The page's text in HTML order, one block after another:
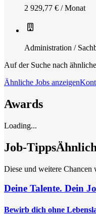
2 929,77 € / Monat
Administration /
Auf der Suche nach
Ähnliche Jobs anzeigen
Awards
Loading...
Job-Tipps
Diese und weitere Chancen
Deine Talente. Dein
Bewirb dich ohne